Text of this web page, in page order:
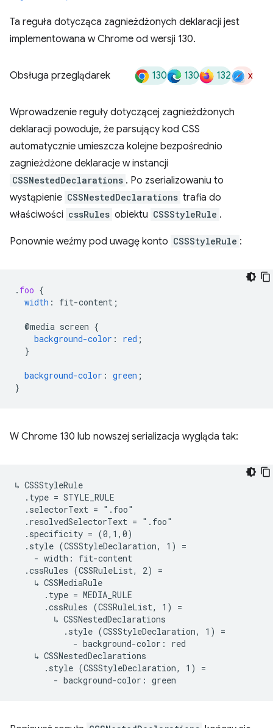
Ta reguła dotycząca zagnieżdżonych deklaracji jest
implementowana w Chrome od wersji 130.
Obsługa przeglądarek 130 130 132 x
Wprowadzenie reguły dotyczącej zagnieżdżonych
deklaracji powoduje, że parsujący kod CSS
automatycznie umieszcza kolejne bezpośrednio
zagnieżdżone deklaracje w instancji
CSSNestedDeclarations . Po zserializowaniu to
wystąpienie CSSNestedDeclarations trafia do
właściwości cssRules obiektu CSSStyleRule .
Ponownie weźmy pod uwagę konto CSSStyleRule :
. foo {
width : fit-content ;
@media screen {
background-color : red ;
}
background-color : green ;
}
W Chrome 130 lub nowszej serializacja wygląda tak:
↳ CSSStyleRule
  .type = STYLE_RULE
  .selectorText = ".foo"
  .resolvedSelectorText = ".foo"
  .specificity = (0,1,0)
  .style (CSSStyleDeclaration, 1) =
    - width: fit-content
  .cssRules (CSSRuleList, 2) =
    ↳ CSSMediaRule
      .type = MEDIA_RULE
      .cssRules (CSSRuleList, 1) =
        ↳ CSSNestedDeclarations
          .style (CSSStyleDeclaration, 1) =
            - background-color: red
    ↳ CSSNestedDeclarations
      .style (CSSStyleDeclaration, 1) =